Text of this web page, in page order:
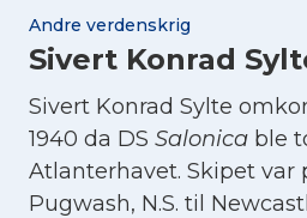
Andre verdenskrig
Sivert Konrad
Sivert Konrad Sylte
1940 da DS Salonica ble
Atlanterhavet. Skipet var
Pugwash, N.S. til